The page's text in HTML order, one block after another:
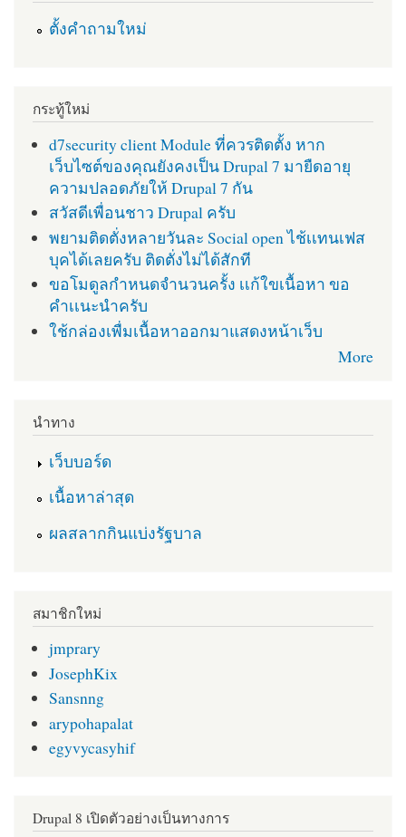
ตั้งคำถามใหม่
กระทู้ใหม่
d7security client Module ที่ควรติดตั้ง หาก
เว็บไซต์ของคุณยังคงเป็น Drupal 7 มายืดอายุ
ความปลอดภัยให้ Drupal 7 กัน
สวัสดีเพื่อนชาว Drupal ครับ
พยามติดตั่งหลายวันละ Social open ไช้เเทนเฟส
บุคได้เลยครับ ติดตั่งไม่ได้สักที
ขอโมดูลกำหนดจำนวนครั้ง เเก้ใขเนื้อหา ขอ
คำเเนะนำครับ
ใช้กล่องเพื่มเนื้อหาออกมาแสดงหน้าเว็บ
More
นำทาง
เว็บบอร์ด
เนื้อหาล่าสุด
ผลสลากกินแบ่งรัฐบาล
สมาชิกใหม่
jmprary
JosephKix
Sansnng
arypohapalat
egyvycasyhif
Drupal 8 เปิดตัวอย่างเป็นทางการ